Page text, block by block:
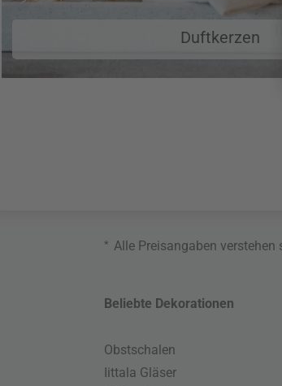
Duftkerzen
* Alle Preisangaben
Beliebte Dekorationen
Obstschalen
Iittala Gläser